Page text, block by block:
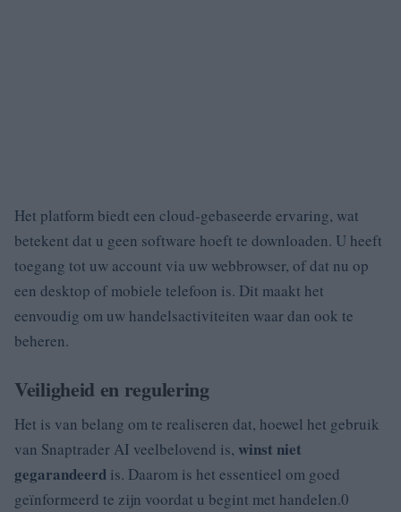
Het platform biedt een cloud-gebaseerde ervaring, wat
betekent dat u geen software hoeft te downloaden. U heeft
toegang tot uw account via uw webbrowser, of dat nu op
een desktop of mobiele telefoon is. Dit maakt het
eenvoudig om uw handelsactiviteiten waar dan ook te
beheren.
Veiligheid en regulering
Het is van belang om te realiseren dat, hoewel het gebruik
van Snaptrader AI veelbelovend is, winst niet
gegarandeerd is. Daarom is het essentieel om goed
geïnformeerd te zijn voordat u begint met handelen.0